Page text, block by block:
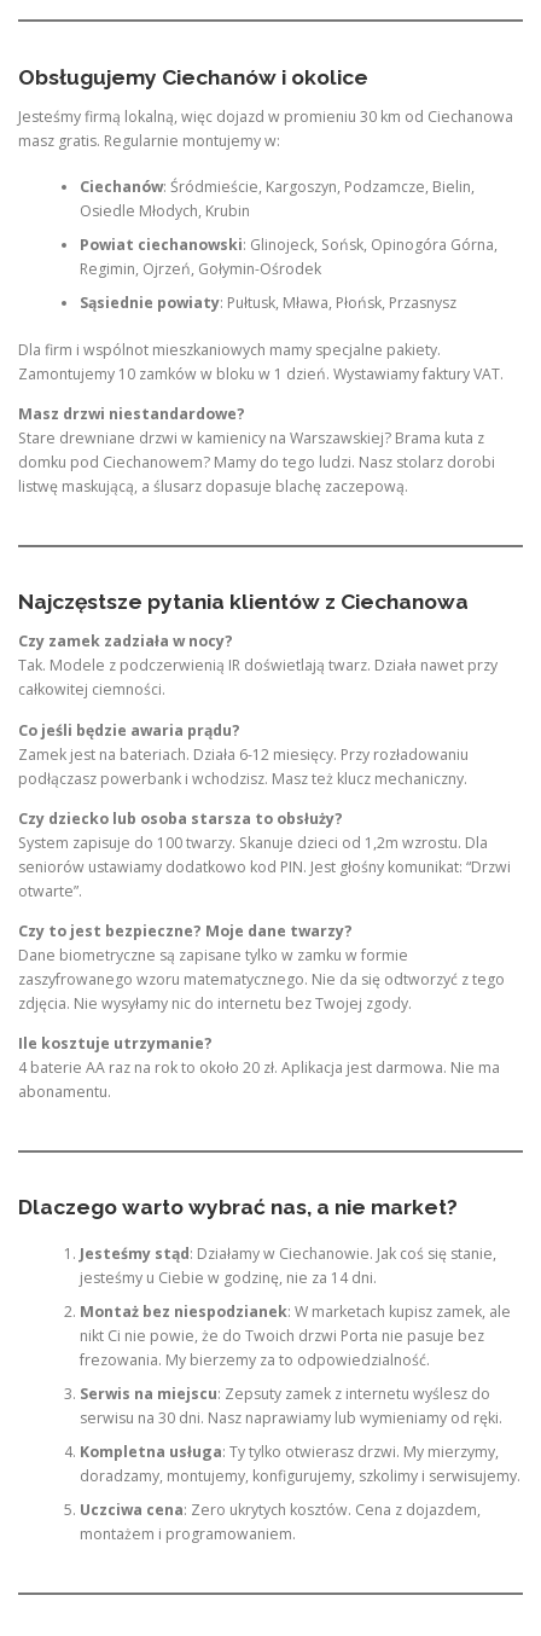
Obsługujemy Ciechanów i okolice
Jesteśmy firmą lokalną, więc dojazd w promieniu 30 km od Ciechanowa
masz gratis. Regularnie montujemy w:
Ciechanów: Śródmieście, Kargoszyn, Podzamcze, Bielin,
Osiedle Młodych, Krubin
Powiat ciechanowski: Glinojeck, Sońsk, Opinogóra Górna,
Regimin, Ojrzeń, Gołymin-Ośrodek
Sąsiednie powiaty: Pułtusk, Mława, Płońsk, Przasnysz
Dla firm i wspólnot mieszkaniowych mamy specjalne pakiety.
Zamontujemy 10 zamków w bloku w 1 dzień. Wystawiamy faktury VAT.
Masz drzwi niestandardowe?
Stare drewniane drzwi w kamienicy na Warszawskiej? Brama kuta z
domku pod Ciechanowem? Mamy do tego ludzi. Nasz stolarz dorobi
listwę maskującą, a ślusarz dopasuje blachę zaczepową.
Najczęstsze pytania klientów z Ciechanowa
Czy zamek zadziała w nocy?
Tak. Modele z podczerwienią IR doświetlają twarz. Działa nawet przy
całkowitej ciemności.
Co jeśli będzie awaria prądu?
Zamek jest na bateriach. Działa 6-12 miesięcy. Przy rozładowaniu
podłączasz powerbank i wchodzisz. Masz też klucz mechaniczny.
Czy dziecko lub osoba starsza to obsłuży?
System zapisuje do 100 twarzy. Skanuje dzieci od 1,2m wzrostu. Dla
seniorów ustawiamy dodatkowo kod PIN. Jest głośny komunikat: “Drzwi
otwarte”.
Czy to jest bezpieczne? Moje dane twarzy?
Dane biometryczne są zapisane tylko w zamku w formie
zaszyfrowanego wzoru matematycznego. Nie da się odtworzyć z tego
zdjęcia. Nie wysyłamy nic do internetu bez Twojej zgody.
Ile kosztuje utrzymanie?
4 baterie AA raz na rok to około 20 zł. Aplikacja jest darmowa. Nie ma
abonamentu.
Dlaczego warto wybrać nas, a nie market?
Jesteśmy stąd: Działamy w Ciechanowie. Jak coś się stanie,
jesteśmy u Ciebie w godzinę, nie za 14 dni.
Montaż bez niespodzianek: W marketach kupisz zamek, ale
nikt Ci nie powie, że do Twoich drzwi Porta nie pasuje bez
frezowania. My bierzemy za to odpowiedzialność.
Serwis na miejscu: Zepsuty zamek z internetu wyślesz do
serwisu na 30 dni. Nasz naprawiamy lub wymieniamy od ręki.
Kompletna usługa: Ty tylko otwierasz drzwi. My mierzymy,
doradzamy, montujemy, konfigurujemy, szkolimy i serwisujemy.
Uczciwa cena: Zero ukrytych kosztów. Cena z dojazdem,
montażem i programowaniem.